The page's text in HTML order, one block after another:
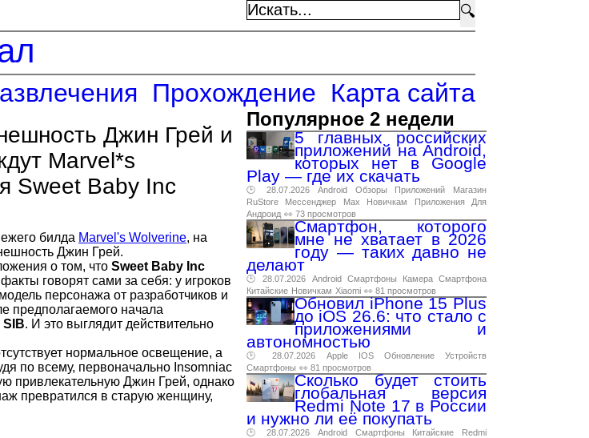
🔍
Прохождение Карта сайта
Джин Грей и
Marvel*s
Sweet Baby Inc
билда Marvel's Wolverine, на
Джин Грей.
о том, что Sweet Baby Inc
говорят сами за себя: у игроков
персонажа от разработчиков и
предполагаемого начала
SIB. И это выглядит действительно
нормальное освещение, а
по всему, первоначально Insomniac
привлекательную Джин Грей, однако
превратился в старую женщину,
Популярное 2 недели
5 главных российских
приложений на Android,
которых нет в Google
Play — где их скачать
🕑 28.07.2026 Android Обзоры Приложений
Магазин
RuStore
Мессенджер Max Новичкам Приложения
Для
Андроид 👀 73 просмотров
Смартфон, которого
мне не хватает в 2026
году — таких давно не
делают
🕑 28.07.2026 Android Смартфоны Камера Смартфона
Китайские Новичкам Xiaomi 👀 81 просмотров
Обновил iPhone 15 Plus
до iOS 26.6: что стало с
приложениями и
автономностью
🕑 28.07.2026 Apple IOS Обновление
Устройств
Смартфоны 👀 81 просмотров
Сколько будет стоить
глобальная версия
Redmi Note 17 в России
и нужно ли её покупать
🕑 28.07.2026 Android Смартфоны Китайские
Redmi